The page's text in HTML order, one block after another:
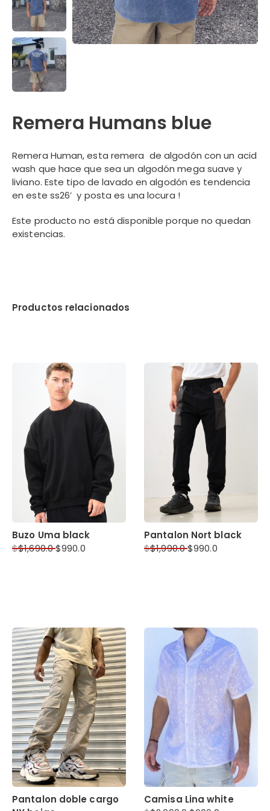
Remera Humans blue
Remera Human, esta remera de algodón con un acid
wash que hace que sea un algodón mega suave y
liviano. Este tipo de lavado en algodón es tendencia
en este ss26’ y posta es una locura !
Este producto no está disponible porque no quedan
existencias.
Productos relacionados
Buzo Uma black
$$1,690.0$990.0
Pantalon Nort black
$$1,990.0$990.0
Pantalon doble cargo
Camisa Lina white